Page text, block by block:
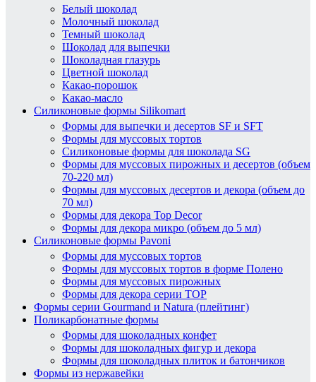
Белый шоколад
Молочный шоколад
Темный шоколад
Шоколад для выпечки
Шоколадная глазурь
Цветной шоколад
Какао-порошок
Какао-масло
Силиконовые формы Silikomart
Формы для выпечки и десертов SF и SFT
Формы для муссовых тортов
Силиконовые формы для шоколада SG
Формы для муссовых пирожных и десертов (объем
70-220 мл)
Формы для муссовых десертов и декора (объем до
70 мл)
Формы для декора Top Decor
Формы для декора микро (объем до 5 мл)
Силиконовые формы Pavoni
Формы для муссовых тортов
Формы для муссовых тортов в форме Полено
Формы для муссовых пирожных
Формы для декора серии TOP
Формы серии Gourmand и Natura (плейтинг)
Поликарбонатные формы
Формы для шоколадных конфет
Формы для шоколадных фигур и декора
Формы для шоколадных плиток и батончиков
Формы из нержавейки